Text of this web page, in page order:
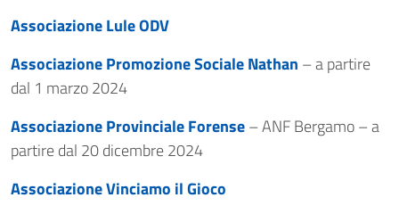
Associazione Lule ODV
Associazione Promozione Sociale Nathan – a partire
dal 1 marzo 2024
Associazione Provinciale Forense– ANF Bergamo – a
partire dal 20 dicembre 2024
Associazione Vinciamo il Gioco